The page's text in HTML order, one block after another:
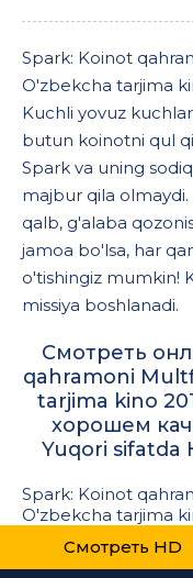
Spark: Koinot
O'zbekcha tarjima
Kuchli yovuz
butun koinotni qul
Spark va uning
majbur qila
qalb, g'alaba
jamoa bo'lsa, har
o'tishingiz mumkin!
missiya boshlanadi.
Смотреть
qahramoni
tarjima kino
хорошем
Yuqori sifatda
Spark: Koinot
O'zbekcha tarjima
Смотреть HD